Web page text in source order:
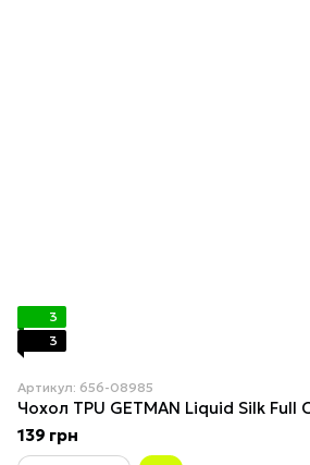
3
3
Артикул: 656-08985
139 грн